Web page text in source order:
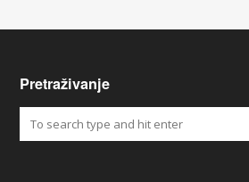
Pretraživanje